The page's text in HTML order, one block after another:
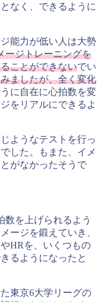
なく、できるように
能力が低い人は大勢
ージトレーニングを
ことができないでい
ましたが、全く変化
に自在に心拍数を変
をリアルにできるよ
ようなテストを行っ
した。もまた、イメ
がなかったそうで
数を上げられるよう
ージを鍛えていき、
HRを、いくつもの
るようになったと
東京6大学リーグの